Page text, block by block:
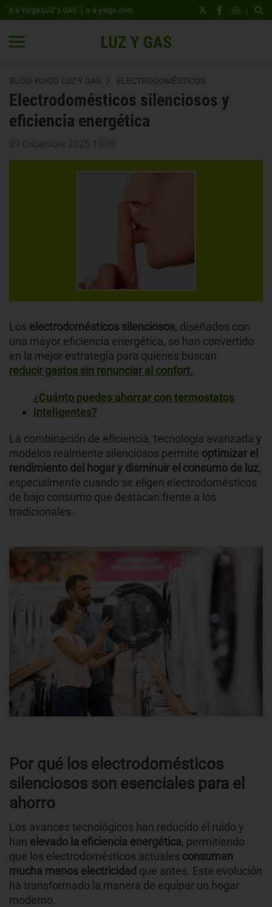
Ir a Yoigo LUZ y GAS Ir a yoigo.com |
BLOG YOIGO LUZ Y GAS ELECTRODOMÉSTICOS
Electrodomésticos silenciosos y
eficiencia energética
29 Diciembre 2025 13:00
Los electrodomésticos silenciosos, diseñados con
una mayor eficiencia energética, se han convertido
en la mejor estrategia para quienes buscan
reducir gastos sin renunciar al confort.
¿Cuánto puedes ahorrar con termostatos
inteligentes?
La combinación de eficiencia, tecnología avanzada y
modelos realmente silenciosos permite optimizar el
rendimiento del hogar y disminuir el consumo de luz,
especialmente cuando se eligen electrodomésticos
de bajo consumo que destacan frente a los
tradicionales.
Por qué los electrodomésticos
silenciosos son esenciales para el
ahorro
Los avances tecnológicos han reducido el ruido y
han elevado la eficiencia energética, permitiendo
que los electrodomésticos actuales consuman
mucha menos electricidad que antes. Esta evolución
ha transformado la manera de equipar un hogar
moderno.